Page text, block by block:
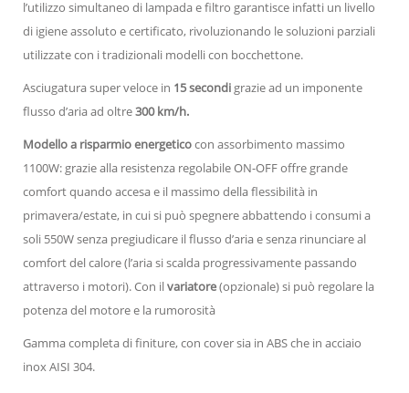
l’utilizzo simultaneo di lampada e filtro garantisce infatti un livello
di igiene assoluto e certificato, rivoluzionando le soluzioni parziali
utilizzate con i tradizionali modelli con bocchettone.
Asciugatura super veloce in 15 secondi grazie ad un imponente
flusso d’aria ad oltre300 km/h.
Modello a risparmio energeticocon assorbimento massimo
1100W: grazie alla resistenza regolabile ON-OFF offre grande
comfort quando accesa e il massimo della flessibilità in
primavera/estate, in cui si può spegnere abbattendo i consumi a
soli 550W senza pregiudicare il flusso d’aria e senza rinunciare al
comfort del calore (l’aria si scalda progressivamente passando
attraverso i motori). Con ilvariatore(opzionale) si può regolare la
potenza del motore e la rumorosità
Gamma completa di finiture, con cover sia in ABS che in acciaio
inox AISI 304.